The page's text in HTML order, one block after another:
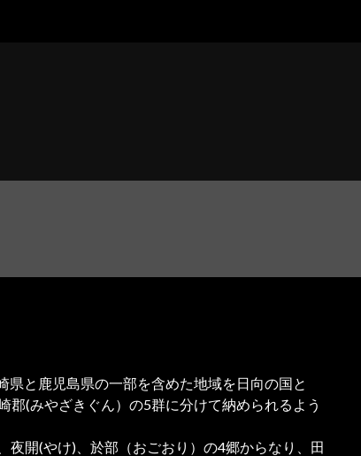
と鹿児島県の一部を含めた地域を日向の国と
郡(みやざきぐん）の5群に分けて納められるよう
開(やけ)、於部（おごおり）の4郷からなり、田